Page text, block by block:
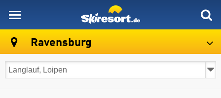
Ravensburg